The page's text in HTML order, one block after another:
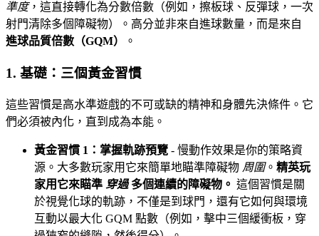
準度，這直接轉化為分數倍數（例如，擦板球、反彈球，一次
射門清除多個障礙物）。高分並非來自進球數量，而是來自
進球品質倍數（GQM）
。
1. 基礎：三個黃金習慣
這些習慣是高水準遊戲的不可或缺的精神和身體先決條件。它
們必須被內化，直到成為本能。
黃金習慣 1：掌握軌跡預覽 - 慢動作效果是你的策略資
源。大多數玩家用它來簡單地瞄準障礙物 周圍。 精英玩
家用它來瞄準 穿過多個連續的障礙物。 這個習慣是關
於視覺化球的軌跡，不僅是到球門，還有它如何與環境
互動以最大化 GQM 點數（例如，擊中三個緩衝板，穿